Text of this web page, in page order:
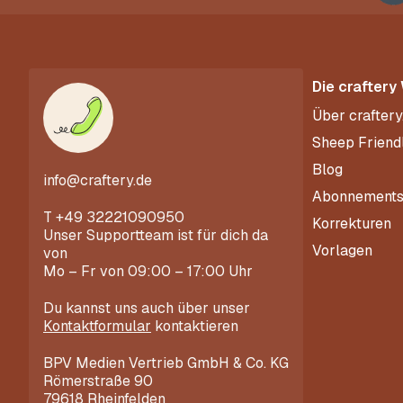
info@craftery.de
T +49 32221090950
Unser Supportteam ist für dich da
von
Mo – Fr von 09:00 – 17:00 Uhr
Du kannst uns auch über unser
Kontaktformular kontaktieren
BPV Medien Vertrieb GmbH & Co. KG
Römerstraße 90
79618 Rheinfelden
Die craftery
Über
Sheep
Blog
Abonnements
Korrekturen
Vorlagen